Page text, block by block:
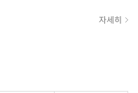
자세히